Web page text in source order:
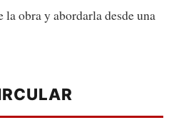
la obra y abordarla desde una